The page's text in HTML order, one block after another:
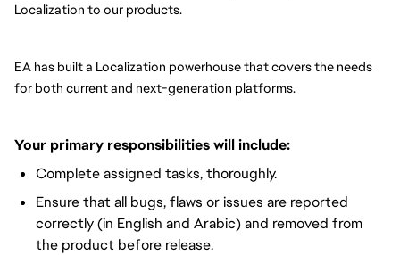
Localization to our products.
EA has built a Localization powerhouse that covers the needs
for both current and next-generation platforms.
Your primary responsibilities will include:
Complete assigned tasks, thoroughly.
Ensure that all bugs, flaws or issues are reported
correctly (in English and Arabic) and removed from
the product before release.